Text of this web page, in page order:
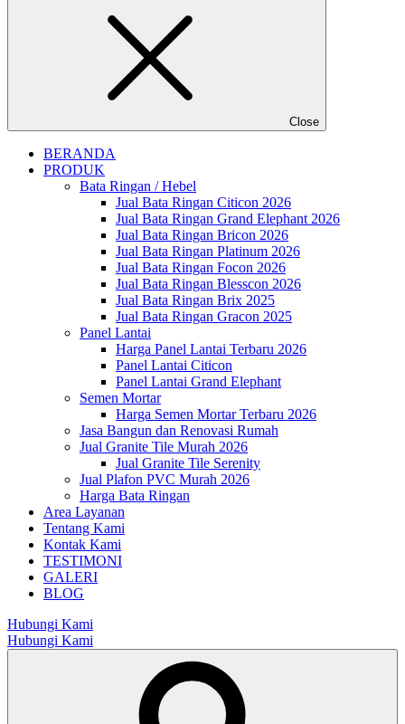
Close
BERANDA
PRODUK
Bata Ringan / Hebel
Jual Bata Ringan Citicon 2026
Jual Bata Ringan Grand Elephant 2026
Jual Bata Ringan Bricon 2026
Jual Bata Ringan Platinum 2026
Jual Bata Ringan Focon 2026
Jual Bata Ringan Blesscon 2026
Jual Bata Ringan Brix 2025
Jual Bata Ringan Gracon 2025
Panel Lantai
Harga Panel Lantai Terbaru 2026
Panel Lantai Citicon
Panel Lantai Grand Elephant
Semen Mortar
Harga Semen Mortar Terbaru 2026
Jasa Bangun dan Renovasi Rumah
Jual Granite Tile Murah 2026
Jual Granite Tile Serenity
Jual Plafon PVC Murah 2026
Harga Bata Ringan
Area Layanan
Tentang Kami
Kontak Kami
TESTIMONI
GALERI
BLOG
Hubungi Kami
Hubungi Kami